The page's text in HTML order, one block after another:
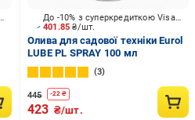
401.85₴/шт.
До -10% з суперкредиткою Visa Вигода
Олива для садової техніки Eurol
LUBE PL SPRAY 100 мл
3
445 -22 ₴
423 ₴/шт.